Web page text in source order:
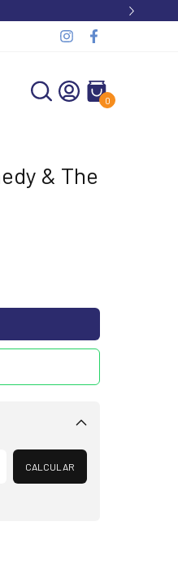
0
& The
Alterar CEP
CALCULAR